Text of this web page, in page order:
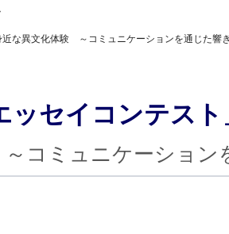
な異文化体験 ～コミュニケーションを通じた響き
ッセイコンテス
コミュニケーション